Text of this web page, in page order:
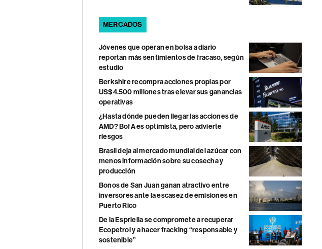
MERCADOS
Jóvenes que operan en bolsa a diario
reportan más sentimientos de fracaso, según
estudio
Berkshire recompra acciones propias por
US$4.500 millones tras elevar sus ganancias
operativas
¿Hasta dónde pueden llegar las acciones de
AMD? BofA es optimista, pero advierte
riesgos
Brasil deja al mercado mundial del azúcar con
menos información sobre su cosecha y
producción
Bonos de San Juan ganan atractivo entre
inversores ante la escasez de emisiones en
Puerto Rico
De la Espriella se compromete a recuperar
Ecopetrol y a hacer fracking “responsable y
sostenible”